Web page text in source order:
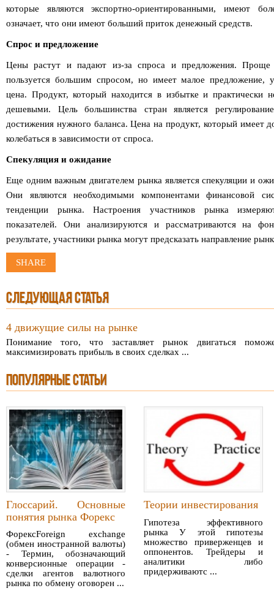
которые являются экспортно-ориентированными, имеют
означает, что они имеют больший приток денежный средств.
Спрос и предложение
Цены растут и падают из-за спроса и предложения. Проще
пользуется большим спросом, но имеет малое предложение,
цена. Продукт, который находится в избытке и практически
дешевыми. Цель большинства стран является
достижения нужного баланса. Цена на продукт, который имеет
колебаться в зависимости от спроса.
Спекуляция и ожидание
Еще одним важным двигателем рынка является спекуляции и
Они являются необходимыми компонентами финансовой
тенденции рынка. Настроения участников рынка
показателей. Они анализируются и рассматриваются на
результате, участники рынка могут предсказать направление
SHARE
СЛЕДУЮЩАЯ СТАТЬЯ
4 движущие силы на рынке
Понимание того, что заставляет рынок двигаться
максимизировать прибыль в своих сделках ...
ПОПУЛЯРНЫЕ СТАТЬИ
Глоссарий. Основные
понятия рынка Форекс
ФорексForeign exchange
(обмен иностранной валюты)
- Термин, обозначающий
конверсионные операции -
сделки агентов валютного
рынка по обмену оговорен ...
Теории инвестирования
Гипотеза эффективного
рынка У этой гипотезы
множество приверженцев и
оппонентов. Трейдеры и
аналитики либо
придерживаютс ...